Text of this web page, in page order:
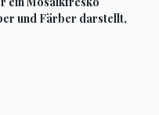
und Färber darstellt,